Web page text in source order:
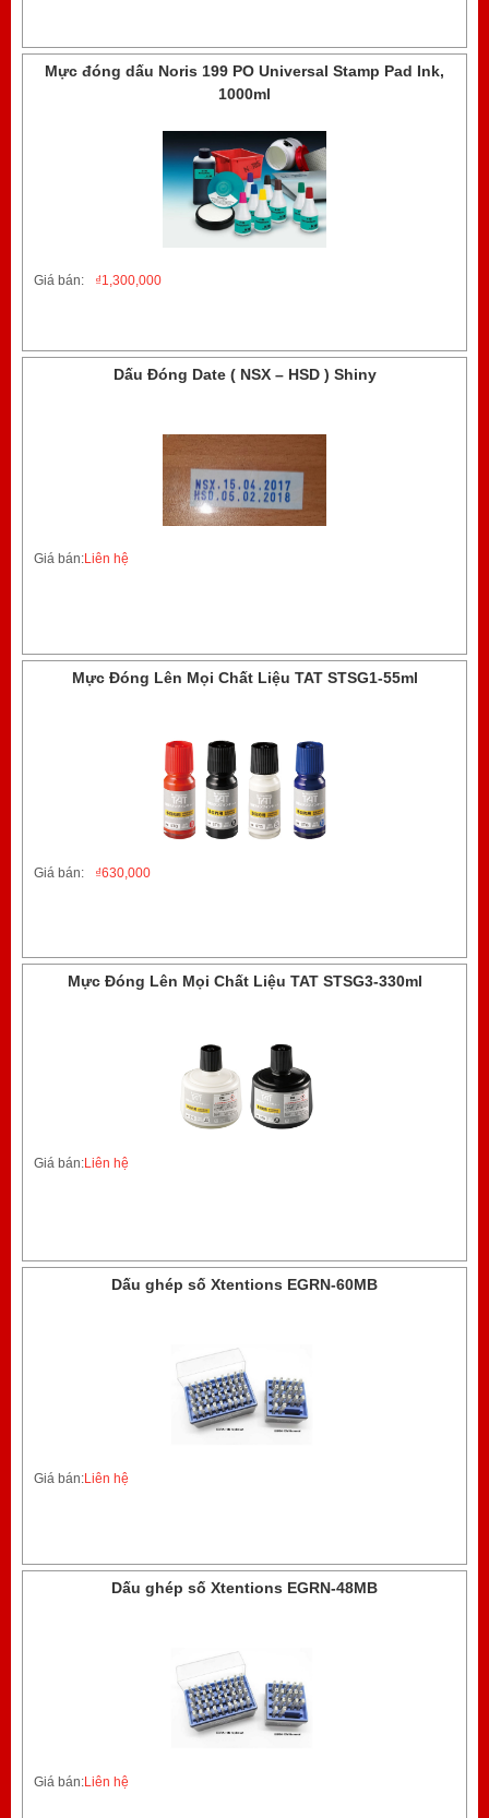
Mực đóng dấu Noris 199 PO Universal Stamp Pad Ink,
1000ml
Giá bán: 1,300,000
₫
Dấu Đóng Date ( NSX – HSD ) Shiny
Giá bán:Liên hệ
Mực Đóng Lên Mọi Chất Liệu TAT STSG1-55ml
Giá bán: 630,000
₫
Mực Đóng Lên Mọi Chất Liệu TAT STSG3-330ml
Giá bán:Liên hệ
Dấu ghép số Xtentions EGRN-60MB
Giá bán:Liên hệ
Dấu ghép số Xtentions EGRN-48MB
Giá bán:Liên hệ